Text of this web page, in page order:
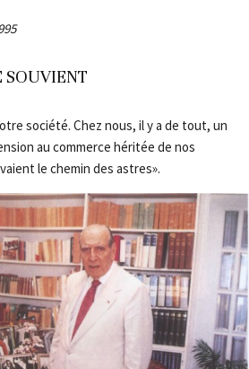
SOUVIENT
société. Chez nous, il y a de tout, un
au commerce héritée de nos
le chemin des astres».